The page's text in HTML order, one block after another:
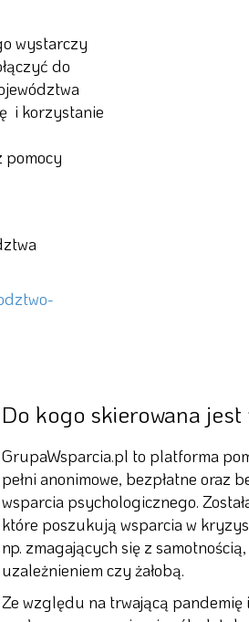
wystarczy
do
i korzystanie
pomocy
Do kogo skierowana jest
GrupaWsparcia.pl to platforma
pełni anonimowe, bezpłatne oraz
wsparcia psychologicznego.
które poszukują wsparcia w
np. zmagających się z
uzależnieniem czy żałobą.
Ze względu na trwającą pandemię